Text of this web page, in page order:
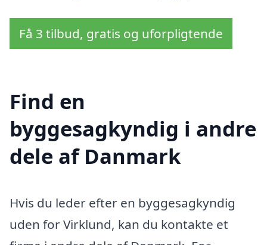
Få 3 tilbud, gratis og uforpligtende
Find en
byggesagkyndig i andre
dele af Danmark
Hvis du leder efter en byggesagkyndig
uden for Virklund, kan du kontakte et